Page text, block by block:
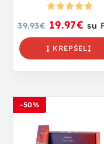
s:5.00iš
39.93€ 19.97€ su
Į KREPŠELĮ
-50%